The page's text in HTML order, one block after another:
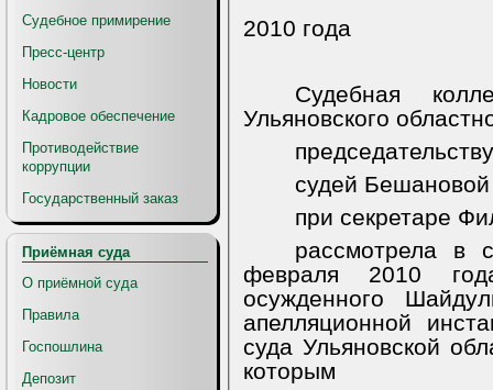
Судебное примирение
Пресс-центр
Новости
Кадровое обеспечение
Противодействие
коррупции
Государственный заказ
Приёмная суда
О приёмной суда
Правила
Госпошлина
Депозит
2010 года
Судебная
Ульяновского
судей
при секретаре
рассмотрела в
февраля 2010
осужденного
апелляционной
суда Ульяновской
которым